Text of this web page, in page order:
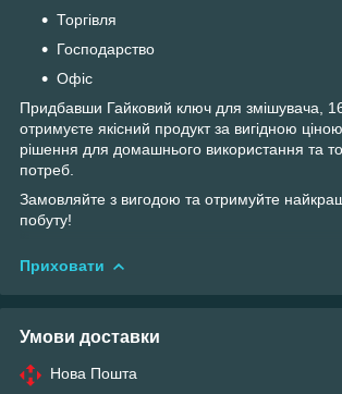
Торгівля
Господарство
Офіс
Придбавши Гайковий ключ для змішувача,
отримуєте якісний продукт за вигідною
рішення для домашнього використання та
потреб.
Замовляйте з вигодою та отримуйте
побуту!
Приховати
Умови доставки
Нова Пошта